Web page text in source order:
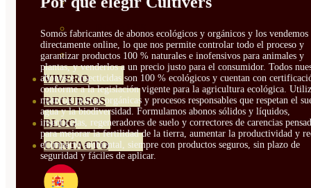
ROSALES
GERANIOS
VIVERO
RECURSOS
BLOG
CONTACTO
Somos fabricantes de abonos ecológicos y orgánicos y los vendemos
directamente online, lo que nos permite controlar todo el proceso y
garantizar productos 100 % naturales e inofensivos para animales y
plantas, y venderlos a un precio justo para el consumidor. Todos
abonos e insecticidas son 100 % ecológicos y cuentan con
conforme a la legislación vigente para la agricultura ecológica.
materias primas orgánicas y procesos responsables que respetan el
agua y la biodiversidad. Formulamos abonos sólidos y líquidos,
insecticidas, regeneradores de suelo y correctores de carencias
para mejorar la fertilidad de la tierra, aumentar la productividad y
el impacto ambiental, siempre con productos seguros, sin plazo de
seguridad y fáciles de aplicar.